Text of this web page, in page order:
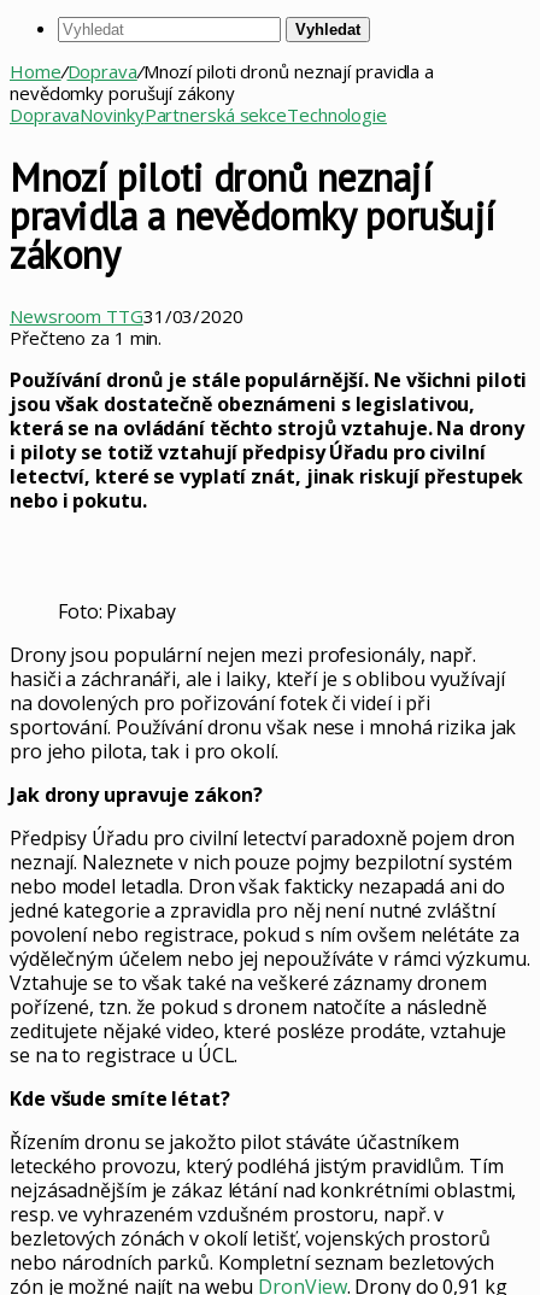
Vyhledat
Home/Doprava/Mnozí piloti dronů neznají pravidla a
nevědomky porušují zákony
DopravaNovinkyPartnerská sekceTechnologie
Mnozí piloti dronů neznají
pravidla a nevědomky porušují
zákony
Newsroom TTG31/03/2020
Přečteno za 1 min.
Používání dronů je stále populárnější. Ne všichni piloti
jsou však dostatečně obeznámeni s legislativou,
která se na ovládání těchto strojů vztahuje. Na drony
i piloty se totiž vztahují předpisy Úřadu pro civilní
letectví, které se vyplatí znát, jinak riskují přestupek
nebo i pokutu.
Foto: Pixabay
Drony jsou populární nejen mezi profesionály, např.
hasiči a záchranáři, ale i laiky, kteří je s oblibou využívají
na dovolených pro pořizování fotek či videí i při
sportování. Používání dronu však nese i mnohá rizika jak
pro jeho pilota, tak i pro okolí.
Jak drony upravuje zákon?
Předpisy Úřadu pro civilní letectví paradoxně pojem dron
neznají. Naleznete v nich pouze pojmy bezpilotní systém
nebo model letadla. Dron však fakticky nezapadá ani do
jedné kategorie a zpravidla pro něj není nutné zvláštní
povolení nebo registrace, pokud s ním ovšem nelétáte za
výdělečným účelem nebo jej nepoužíváte v rámci výzkumu.
Vztahuje se to však také na veškeré záznamy dronem
pořízené, tzn. že pokud s dronem natočíte a následně
zeditujete nějaké video, které posléze prodáte, vztahuje
se na to registrace u ÚCL.
Kde všude smíte létat?
Řízením dronu se jakožto pilot stáváte účastníkem
leteckého provozu, který podléhá jistým pravidlům. Tím
nejzásadnějším je zákaz létání nad konkrétními oblastmi,
resp. ve vyhrazeném vzdušném prostoru, např. v
bezletových zónách v okolí letišť, vojenských prostorů
nebo národních parků. Kompletní seznam bezletových
zón je možné najít na webu DronView. Drony do 0,91 kg